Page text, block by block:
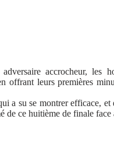
accrocheur, les
offrant leurs premières
a su se montrer efficace,
de ce huitième de finale face